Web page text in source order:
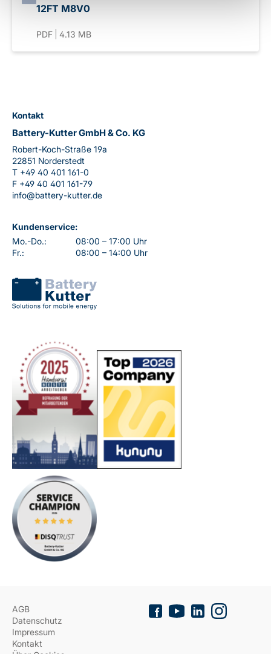
12FT M8V0
PDF 4.13 MB
Kontakt
Battery-Kutter GmbH & Co. KG
Robert-Koch-Straße 19a
22851 Norderstedt
T +49 40 401 161-0
F +49 40 401 161-79
info@battery-kutter.de
Kundenservice:
Mo.-Do.:
08:00 – 17:00 Uhr
Fr.:
08:00 – 14:00 Uhr
AGB
Datenschutz
Impressum
Kontakt